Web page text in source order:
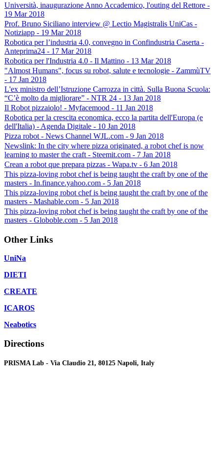
Università, inaugurazione Anno Accademico, l'outing del Rettore -
19 Mar 2018
Prof. Bruno Siciliano interview @ Lectio Magistralis UniCas -
Notiziapp - 19 Mar 2018
Robotica per l’industria 4.0, convegno in Confindustria Caserta -
Anteprima24 - 17 Mar 2018
Robotica per l'Industria 4.0 - Il Mattino - 13 Mar 2018
"Almost Humans", focus su robot, salute e tecnologie - ZammùTV
- 17 Jan 2018
L'ex ministro dell’Istruzione Carrozza in città. Sulla Buona Scuola:
“C’è molto da migliorare” - NTR 24 - 13 Jan 2018
Il Robot pizzaiolo! - Myfacemood - 11 Jan 2018
Robotica per la crescita economica, ecco la partita dell'Europa (e
dell'Italia) - Agenda Digitale - 10 Jan 2018
Pizza robot - News Channel WJL.com - 9 Jan 2018
Newslink: In the city where pizza originated, a robot chef is now
learning to master the craft - Steemit.com - 7 Jan 2018
Crean a robot que prepara pizzas - Wapa.tv - 6 Jan 2018
This pizza-loving robot chef is being taught the craft by one of the
masters - In.finance.yahoo.com - 5 Jan 2018
This pizza-loving robot chef is being taught the craft by one of the
masters - Mashable.com - 5 Jan 2018
This pizza-loving robot chef is being taught the craft by one of the
masters - Globoble.com - 5 Jan 2018
Other Links
UniNa
DIETI
CREATE
ICAROS
Neabotics
Directions
PRISMA Lab - Via Claudio 21, 80125 Napoli, Italy